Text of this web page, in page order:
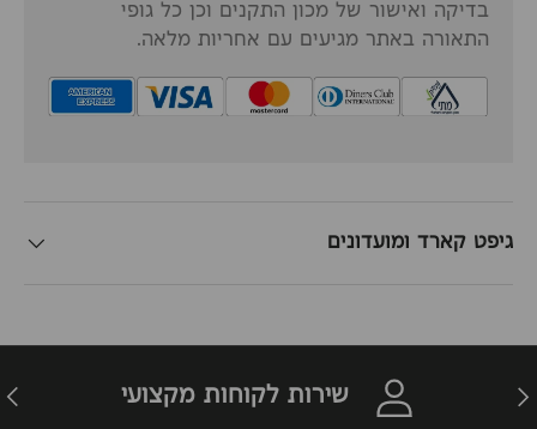
בדיקה ואישור של מכון התקנים וכן כל גופי
התאורה באתר מגיעים עם אחריות מלאה.
גיפט קארד ומועדונים
חזרה שירות לקוחות מקצועי